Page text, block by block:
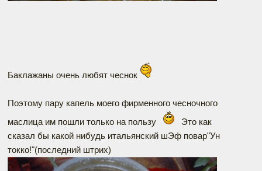
Баклажаны очень любят чеснок
Поэтому пару капель моего фирменного чесночного
маслица им пошли только на пользу
Это как
сказал бы какой нибудь итальянский шЭф повар"Ун
токко!"(последний штрих)